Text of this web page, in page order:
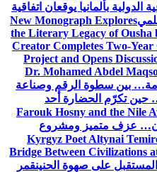
الدولية بألمانيا يوقعان اتفاقية
New Monograph Explores
the Literary Legacy of
Creator Completes Two-
Project and Opens
Dr. Mohamed Abdel
بين سطوة الرقم وصناعة
حين تكرّم الحضارة أحد
Farouk Hosny and the Nile
عزف متميز ومشروع
Kyrgyz Poet Altynai
Bridge Between Civilizations
على صهوة الحنينقمر